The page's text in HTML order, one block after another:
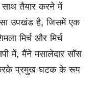
साथ तैयार करने में
उपखंड है, जिसमें एक
मिर्च और मिर्च
में, मैंने मसालेदार सॉस
प्रमुख घटक के रूप